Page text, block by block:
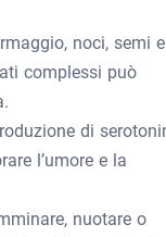
noci, semi e
complessi può
di
l’umore e la
nuotare o